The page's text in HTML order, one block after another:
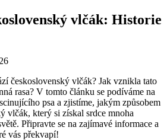
vlčák: Historie
československý vlčák? Jak vznikla tato
rasa? V tomto článku se podíváme na
psa a zjistíme, jakým způsobem
vlčák, který si získal srdce mnoha
Připravte se na zajímavé informace a
vás překvapí!